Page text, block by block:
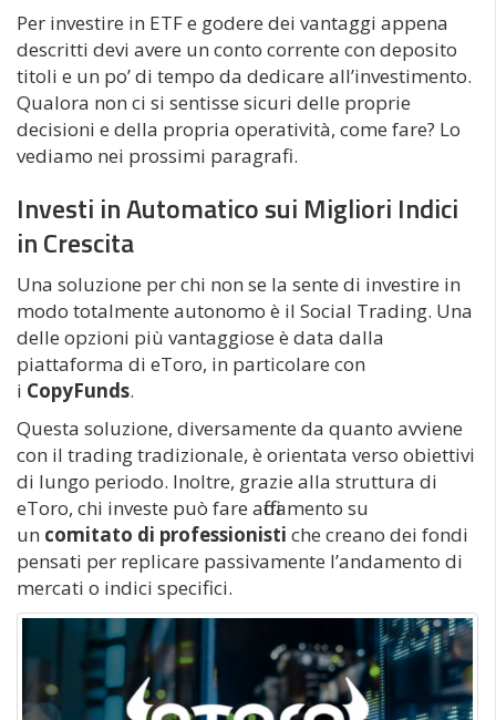
Per investire in ETF e godere dei vantaggi appena
descritti devi avere un conto corrente con deposito
titoli e un po’ di tempo da dedicare all’investimento.
Qualora non ci si sentisse sicuri delle proprie
decisioni e della propria operatività, come fare? Lo
vediamo nei prossimi paragrafi.
Investi in Automatico sui Migliori Indici
in Crescita
Una soluzione per chi non se la sente di investire in
modo totalmente autonomo è il Social Trading. Una
delle opzioni più vantaggiose è data dalla
piattaforma di eToro, in particolare con
i CopyFunds.
Questa soluzione, diversamente da quanto avviene
con il trading tradizionale, è orientata verso obiettivi
di lungo periodo. Inoltre, grazie alla struttura di
eToro, chi investe può fare affidamento su
un comitato di professionisti che creano dei fondi
pensati per replicare passivamente l’andamento di
mercati o indici specifici.